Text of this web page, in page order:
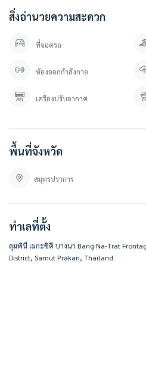
https://goo.gl/maps/Lo4rBbSTZ1wbQ5V27
#Besthomecondo
#คอนโด #คอนโดราคาถูก #สินเชื่อบ้านมือส
#lumpinimegacitybangna
สิ่งอำนวยความสะดวก
ที่จอดรถ
ห้องออกกำลังกาย
เครื่องปรับอากาศ
พื้นที่จังหวัด
สมุทรปราการ
ทำเลที่ตั้ง
ลุมพินี เมกะซิตี บางนา Bang Na-Trat
District, Samut Prakan, Thailand